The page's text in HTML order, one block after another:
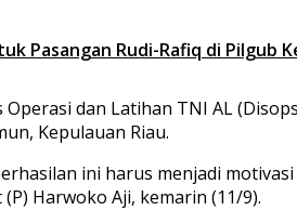
Pasangan Rudi-Rafiq di Pilgub
dan Latihan TNI AL
Kepulauan Riau.
ini harus menjadi
Harwoko Aji, kemarin (11/9).